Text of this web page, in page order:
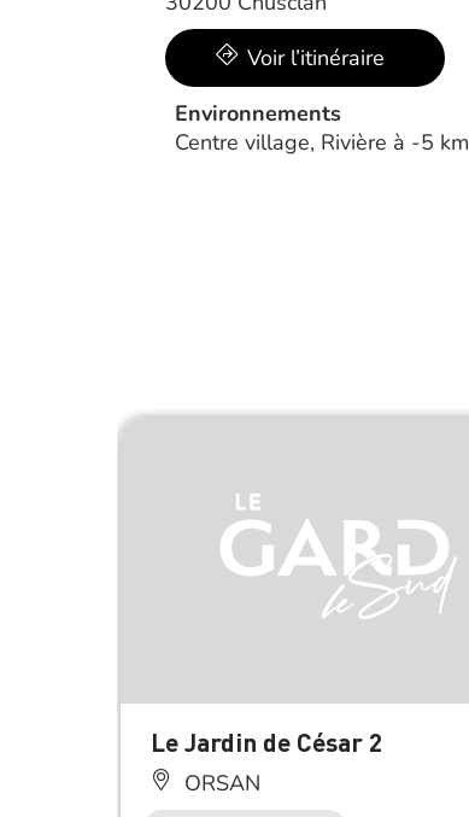
Voir l’itinéraire
Environnements
Centre village, Rivière à -5 km
Le Jardin de César 2
ORSAN